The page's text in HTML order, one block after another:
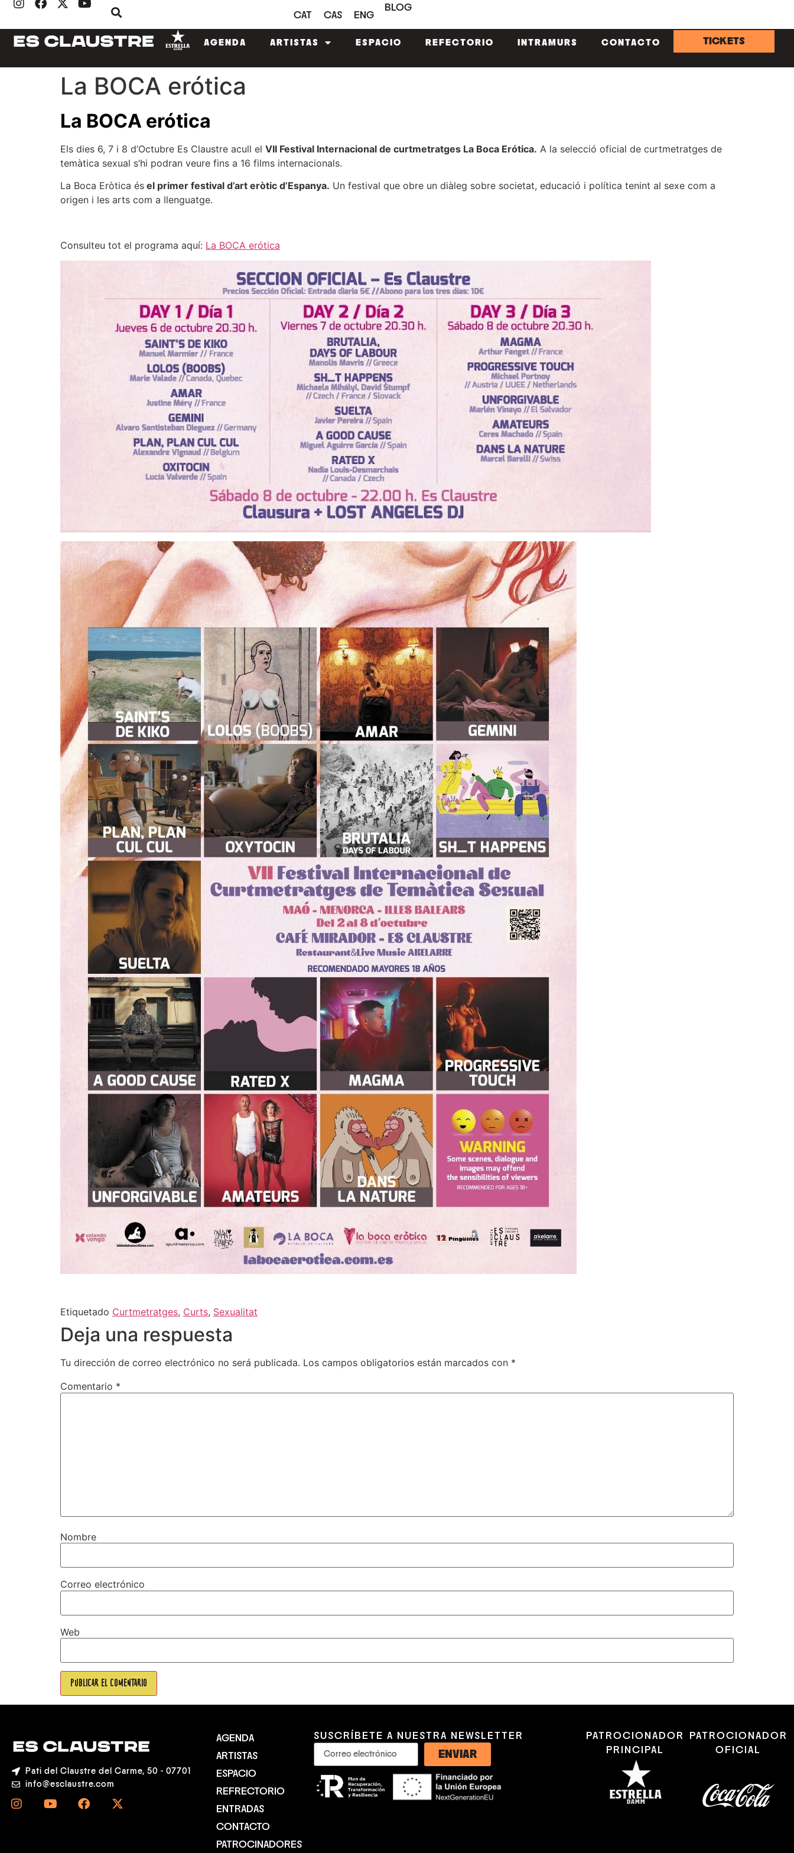
CAT CAS ENG
BLOG
AGENDA ARTISTAS ESPACIO REFECTORIO INTRAMURS CONTACTO TICKETS
La BOCA erótica
La BOCA erótica
Els dies 6, 7 i 8 d’Octubre Es Claustre acull el VII Festival Internacional de curtmetratges La Boca Erótica. A la selecció oficial de curtmetratges de
temàtica sexual s’hi podran veure fins a 16 films internacionals.
La Boca Eròtica és el primer festival d’art eròtic d’Espanya. Un festival que obre un diàleg sobre societat, educació i política tenint al sexe com a
origen i les arts com a llenguatge.
Consulteu tot el programa aquí: La BOCA erótica
Etiquetado Curtmetratges, Curts, Sexualitat
Deja una respuesta
Tu dirección de correo electrónico no será publicada. Los campos obligatorios están marcados con *
Comentario *
Nombre
Correo electrónico
Web
Pati del Claustre del Carme, 50 - 07701
info@esclaustre.com
AGENDA
ARTISTAS
ESPACIO
REFRECTORIO
ENTRADAS
CONTACTO
PATROCINADORES
SUSCRÍBETE A NUESTRA NEWSLETTER
ENVIAR
PATROCIONADOR
PRINCIPAL
PATROCIONADOR
OFICIAL